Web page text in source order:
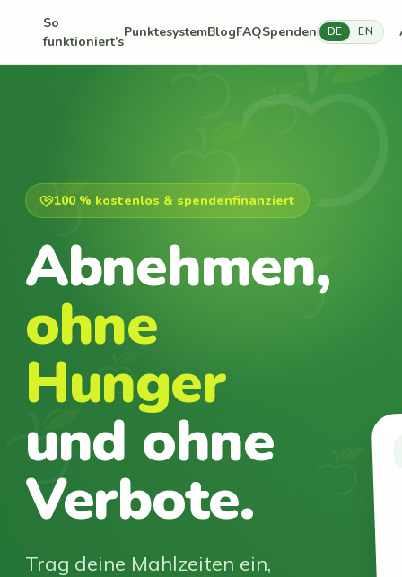
So
funktioniert’s
PunktesystemBlogFAQSpenden DE EN
100 % kostenlos & spendenfinanziert
Abnehmen,
ohne
Hunger
und ohne
Verbote.
Trag deine Mahlzeiten ein,